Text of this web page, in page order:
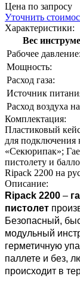
Цена по запросу
Уточнить
Характеристики:
Вес
Рабочее давление:
Мощность:
Расход газа:
Источник
Расход воздуха
Комплектация:
Пластиковый
для подключения
«Секюрипак»;
пистолету и
Ripack 2200 на
Описание:
Ripack 2200 –
пистолет
Безопасный,
модульный
герметичную
паллете и без,
происходит в